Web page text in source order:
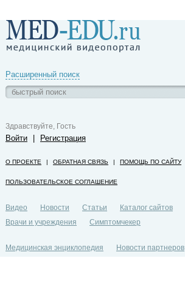
Расширенный поиск
Здравствуйте, Гость
Войти | Регистрация
О ПРОЕКТЕ | ОБРАТНАЯ СВЯЗЬ | ПОМОЩЬ ПО САЙТУ
ПОЛЬЗОВАТЕЛЬСКОЕ СОГЛАШЕНИЕ
Видео Новости Статьи
Каталог сайтов
Врачи и учреждения
Симптомчекер
Медицинская энциклопедия
Новости партнеров